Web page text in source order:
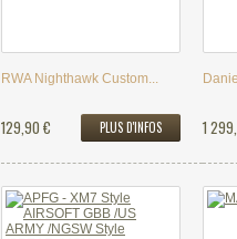
RWA Nighthawk Custom...
129,90 € PLUS D'INFOS 1